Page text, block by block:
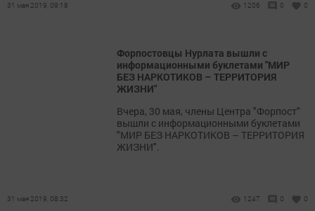
31 мая 2019, 09:18 1206 0 0
Форпостовцы Нурлата вышли с
информационными буклетами "МИР
БЕЗ НАРКОТИКОВ – ТЕРРИТОРИЯ
ЖИЗНИ"
Вчера, 30 мая, члены Центра "Форпост"
вышли с информационными буклетами
"МИР БЕЗ НАРКОТИКОВ – ТЕРРИТОРИЯ
ЖИЗНИ".
31 мая 2019, 08:32 1247 0 0